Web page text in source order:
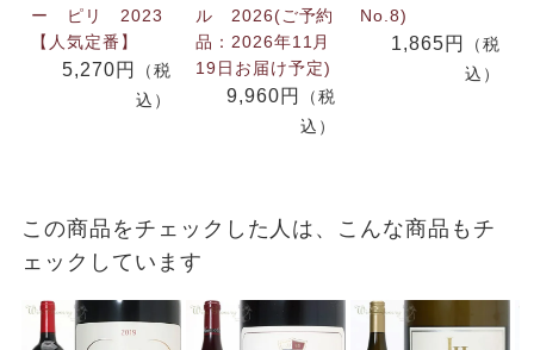
ー ピリ 2023
【人気定番】
5,270円
（税
込）
ル 2026(ご予約
品：2026年11月
19日お届け予定)
9,960円
（税
込）
No.8)
1,865円
（税
込）
この商品をチェックした人は、こんな商品もチ
ェックしています